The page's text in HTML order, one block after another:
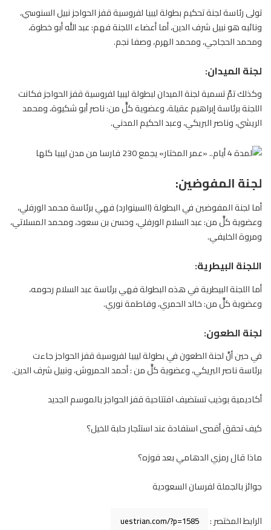
تولى رئاسة لجنة تحكيم بطولة ليبيالفروسيةقفز الحواجز نبيل السنوسي،
ونائبه هو نبيل شرف الدين، أما أعضاء اللجنة فهم: عبد الله أبو خطوة،
ومحمد الحجاجي، ومحمد الهرم، وصفا نجم.
لجنة الميدان:
وكذلك تمَّ تسمية لجنة الميدان لبطولة ليبيا لفروسية قفز الحواجز فكانت
اللجنة برئاسة إبراهيم عقيلة، وعضوية كلٍّ من: ناصر أبو شكيوة، ومحمد
الريشي، وناصر البريكي، وعبد الحكيم المدني.
لجنة المفوضين:
أما لجنة المفوضين في البطولة (السينوارد) فهي برئاسة محمد الورفلي،
وعضوية كلٍّ من: عبد السلام الورفلي، وحسن بن سعود، ومحمد المسلاتي،
ومروة الخليفي.
اللجنة البيطرية:
أما اللجنةالبيطريةفي هذه البطولة فهي برئاسة عبد السلام رحومه،
وعضوية كلٍّ من: خالد الحمري، وفاطمة نوري.
لجنة الطعون:
في حين أنَّ لجنة الطعون فيبطولة ليبيا لفروسيةقفزالحواجزجاءت
برئاسة ناصر البريكي، وعضوية كلٍّ من : أحمد الحمروش، ونبيل شرف الدين.
أكاديمية بوذيب تستضيف افتتاحية قفز الحواجز بالموسم الجديد
كيف تحقق أقصى استفادة عند استئجار حلبة للخيل؟
ماذا قال رمزي الدهامي بعد فوزه؟
جوائز بالجملة لفرسان السعودية
الرابط المختصر :